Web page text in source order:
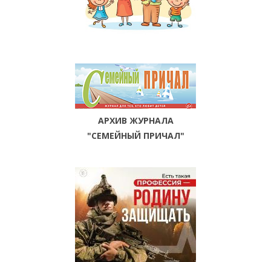
АРХИВ ЖУРНАЛА
"СЕМЕЙНЫЙ ПРИЧАЛ"